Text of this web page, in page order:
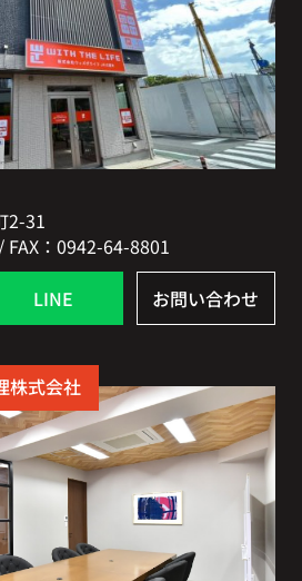
2-31
：0942-64-8801
LINE お問い合わせ
株式会社